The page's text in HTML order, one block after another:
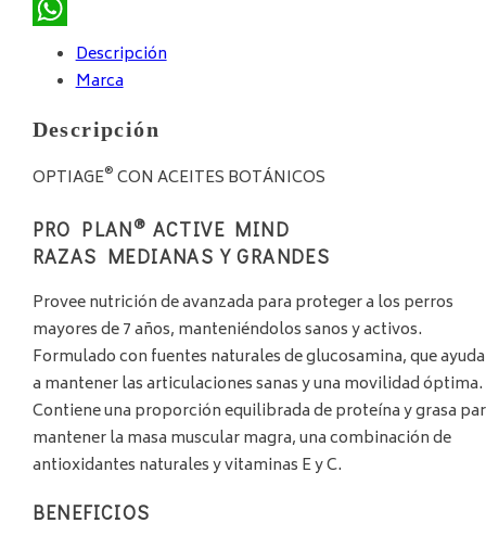
WhatsApp
Descripción
Marca
Descripción
OPTIAGE®CON ACEITES BOTÁNICOS
PRO PLAN® ACTIVE MIND
RAZAS MEDIANAS Y GRANDES
Provee nutrición de avanzada para proteger a los perros
mayores de 7 años, manteniéndolos sanos y activos.
Formulado con fuentes naturales de glucosamina, que
a mantener las articulaciones sanas y una movilidad óptima.
Contiene una proporción equilibrada de proteína y grasa
mantener la masa muscular magra, una combinación de
antioxidantes naturales y vitaminas E y C.
BENEFICIOS